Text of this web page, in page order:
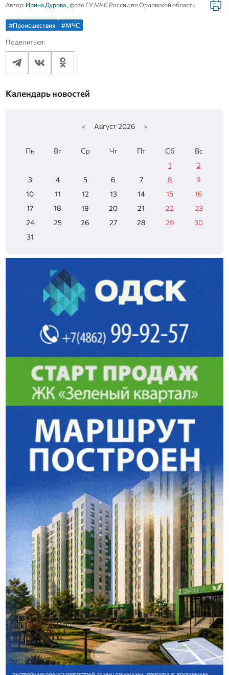
Автор: Ирина Дурова, фото ГУ МЧС России по Орловской области
#Происшествия #МЧС
Поделиться:
Календарь новостей
< Август 2026 >
Пн Вт Ср Чт Пт Сб
Вс
1
2
3
4 5 6 7 8
9
10
11 12 13 14 15
16
17
18 19 20 21 22
23
24
25 26 27 28 29
30
31